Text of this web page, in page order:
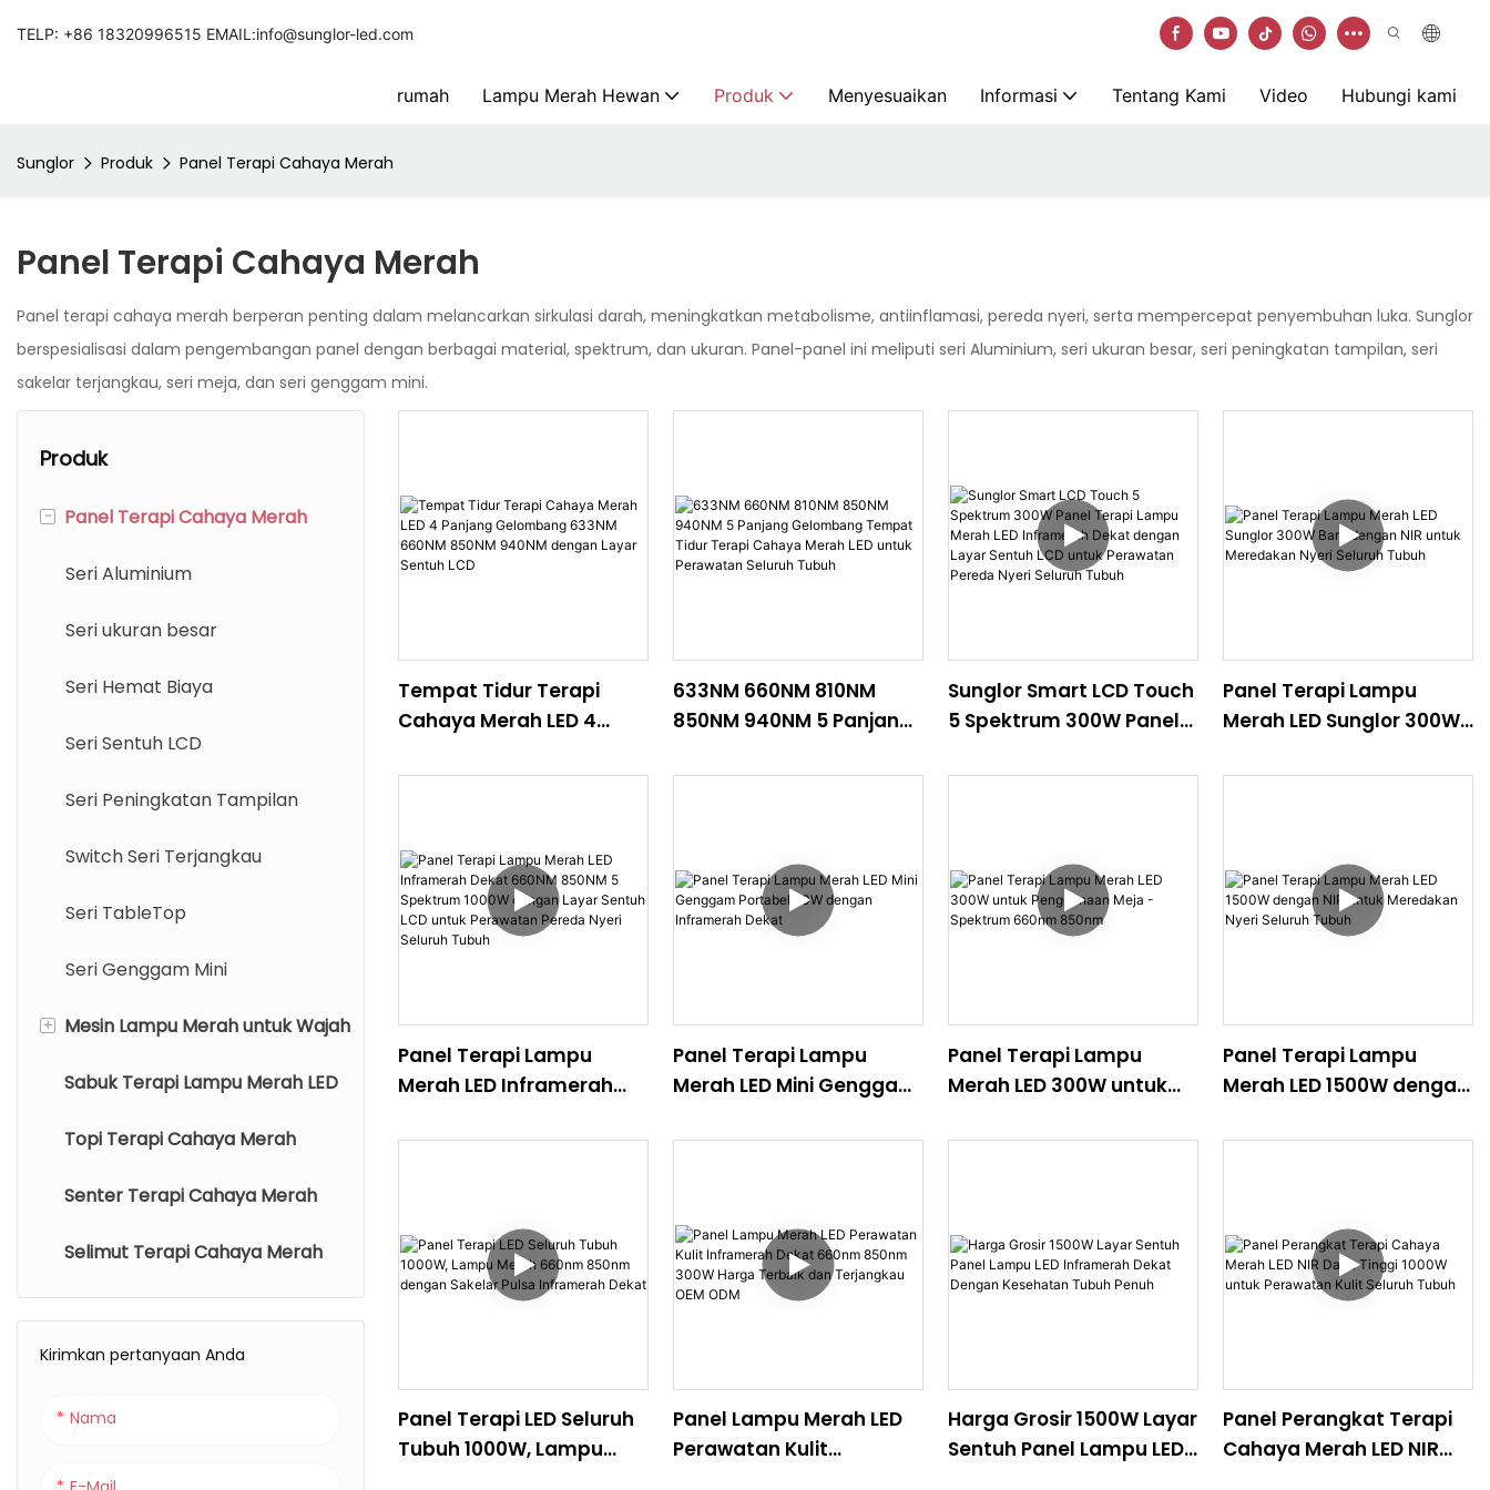
TELP: +86 18320996515 EMAIL:info@sunglor-led.com
rumah Lampu Merah Hewan Produk Menyesuaikan Informasi Tentang Kami Video Hubungi kami
Sunglor Produk Panel Terapi Cahaya Merah
Panel Terapi Cahaya Merah
Panel terapi cahaya merah berperan penting dalam melancarkan sirkulasi darah, meningkatkan metabolisme, antiinflamasi, pereda nyeri, serta mempercepat penyembuhan luka. Sunglor
berspesialisasi dalam pengembangan panel dengan berbagai material, spektrum, dan ukuran. Panel-panel ini meliputi seri Aluminium, seri ukuran besar, seri peningkatan tampilan, seri
sakelar terjangkau, seri meja, dan seri genggam mini.
Produk
- Panel Terapi Cahaya Merah
Seri Aluminium
Seri ukuran besar
Seri Hemat Biaya
Seri Sentuh LCD
Seri Peningkatan Tampilan
Switch Seri Terjangkau
Seri TableTop
Seri Genggam Mini
+ Mesin Lampu Merah untuk Wajah
Masker Terapi Cahaya LED
Mesin Terapi Cahaya LED PDT
Tongkat Terapi Cahaya
Alat Terapi Cahaya MERAH
untuk Mata
Sabuk Terapi Lampu Merah LED
Topi Terapi Cahaya Merah
Senter Terapi Cahaya Merah
Selimut Terapi Cahaya Merah
Kirimkan pertanyaan Anda
Nama
Tempat Tidur Terapi
Cahaya Merah LED 4
633NM 660NM 850NM
633NM 660NM 810NM
850NM 940NM 5 Panjang
Tidur Terapi Cahaya
Tubuh
Sunglor Smart LCD Touch
5 Spektrum 300W Panel
Inframerah Dekat
Nyeri Seluruh Tubuh
Panel Terapi Lampu
Merah LED Sunglor 300W
Meredakan Nyeri Seluruh
Panel Terapi Lampu
Merah LED Inframerah
Spektrum 1000W dengan
Seluruh Tubuh
Panel Terapi Lampu
Merah LED Mini Genggam
Inframerah Dekat
Panel Terapi Lampu
Merah LED 300W untuk
Spektrum 660nm 850nm
Panel Terapi Lampu
Merah LED 1500W dengan
Nyeri Seluruh Tubuh
Panel Terapi LED Seluruh
Tubuh 1000W, Lampu
Panel Lampu Merah LED
Perawatan Kulit
Harga Grosir 1500W Layar
Sentuh Panel Lampu LED
Panel Perangkat Terapi
Cahaya Merah LED NIR